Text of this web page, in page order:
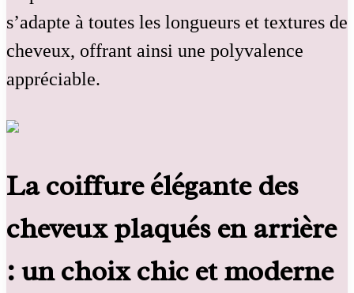
s’adapte à toutes les longueurs et textures de
cheveux, offrant ainsi une polyvalence
appréciable.
La coiffure élégante des
cheveux plaqués en arrière
: un choix chic et moderne